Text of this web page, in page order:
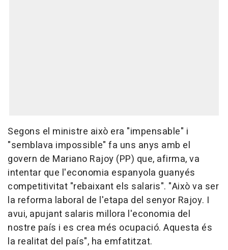
Segons el ministre això era "impensable" i
"semblava impossible" fa uns anys amb el
govern de Mariano Rajoy (PP) que, afirma, va
intentar que l'economia espanyola guanyés
competitivitat "rebaixant els salaris". "Això va ser
la reforma laboral de l'etapa del senyor Rajoy. I
avui, apujant salaris millora l'economia del
nostre país i es crea més ocupació. Aquesta és
la realitat del país", ha emfatitzat.